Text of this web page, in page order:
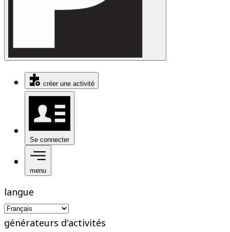
créer une activité
Se connecter
menu
langue
générateurs d'activités